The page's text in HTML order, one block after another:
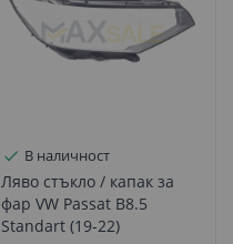
В наличност
Ляво стъкло / капак за
фар VW Passat B8.5
Standart (19-22)